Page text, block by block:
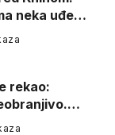
neka uđe,
g…
rekao: